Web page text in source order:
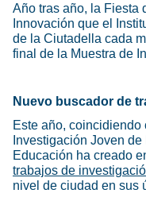
Año tras año, la Fiesta
Innovación que el
de la Ciutadella cada
final de la Muestra de
Nuevo buscador de
Este año, coincidiendo
Investigación Joven
Educación ha creado
trabajos de
nivel de ciudad en sus